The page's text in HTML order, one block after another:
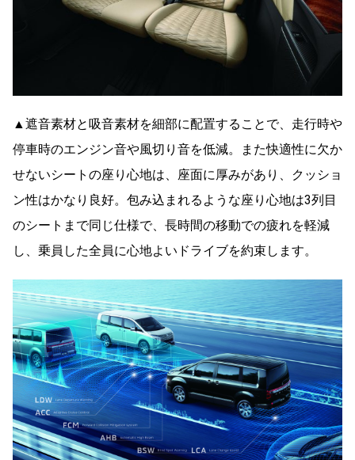
▲遮音素材と吸音素材を細部に配置することで、走行時や
停車時のエンジン音や風切り音を低減。また快適性に欠か
せないシートの座り心地は、座面に厚みがあり、クッショ
ン性はかなり良好。包み込まれるような座り心地は3列目
のシートまで同じ仕様で、長時間の移動での疲れを軽減
し、乗員した全員に心地よいドライブを約束します。